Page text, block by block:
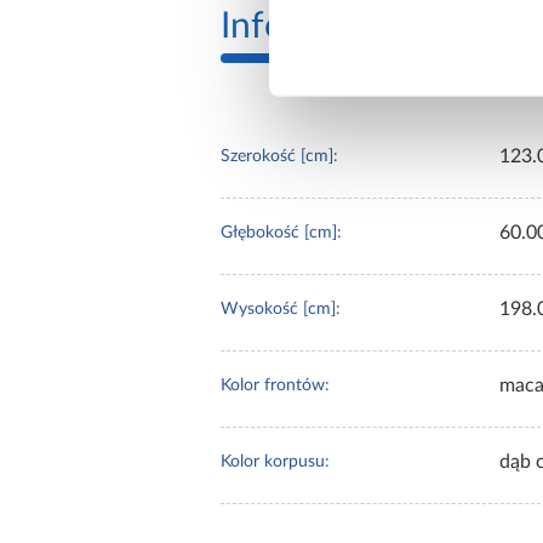
Informacje
Szerokość [cm]:
Głębokość [cm]:
Wysokość [cm]:
Kolor frontów:
Kolor korpusu: dąb